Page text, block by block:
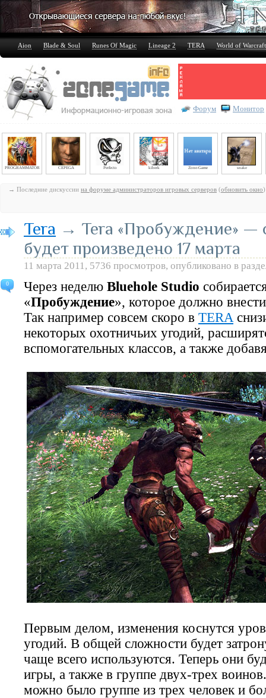
Aion Blade & Soul Runes Of Magic Lineage 2 TERA World of Warcraft
Форум Монитор
PROGRAMMATOR CEPEGA Perfecto kiberk Zone-Game snake
→ Последние дискуссии на форуме администраторов игровых серверов (обновить окно)
0
Tera → Tera «Пробуждение» —
будет произведено 17 марта
11 марта 2011, 5736 просмотров, опубликовано в
Через неделю Bluehole Studio
«Пробуждение», которое должно
Так например совсем скоро в TERA
некоторых охотничьих угодий,
вспомогательных классов, а также
Первым делом, изменения коснутся
угодий. В общей сложности будет
чаще всего используются. Теперь они
игры, а также в группе двух-трех
можно было группе из трех человек и